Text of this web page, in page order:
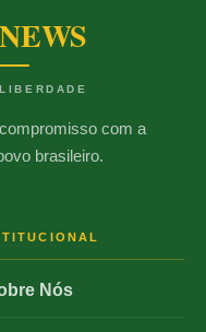
NEWS
com a
brasileiro.
Nós